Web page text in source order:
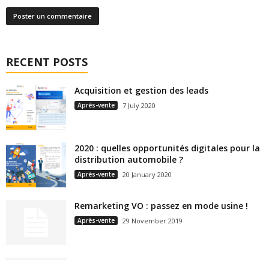
RECENT POSTS
Acquisition et gestion des leads
Après-vente 7 July 2020
2020 : quelles opportunités digitales pour la
distribution automobile ?
Après-vente 20 January 2020
Remarketing VO : passez en mode usine !
Après-vente 29 November 2019